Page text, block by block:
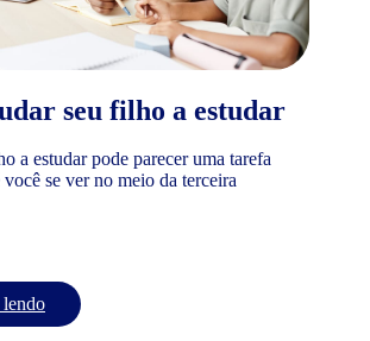
seu filho a estudar
a estudar pode parecer uma tarefa
se ver no meio da terceira